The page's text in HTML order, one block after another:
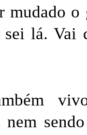
mudado o
sei lá. Vai
nem